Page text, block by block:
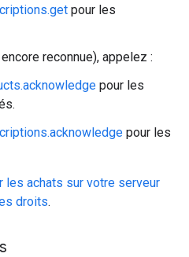
pour les
reconnue), appelez :
pour les
pour les
les achats sur votre serveur
droits.